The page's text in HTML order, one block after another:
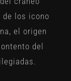
de los icono
el origen
del